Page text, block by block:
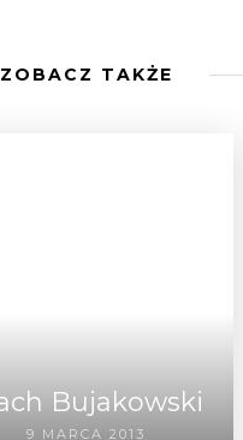
ZOBACZ TAKŻE
Bujakowski
9 MARCA 2013